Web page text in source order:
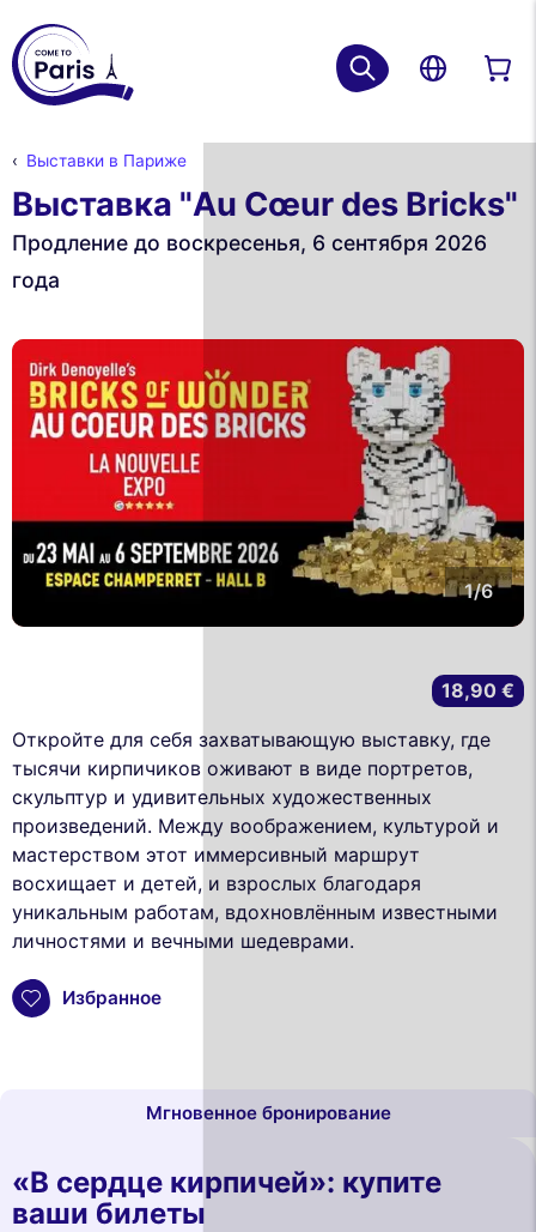
Выставки в Париже
Выставка "Au Cœur des Bricks"
Продление до воскресенья, 6 сентября 2026
года
1/6
Откройте для себя захватывающую выставку, где
тысячи кирпичиков оживают в виде портретов,
скульптур и удивительных художественных
произведений. Между воображением, культурой и
мастерством этот иммерсивный маршрут
восхищает и детей, и взрослых благодаря
уникальным работам, вдохновлённым известными
личностями и вечными шедеврами.
Избранное
18,90 €
Мгновенное бронирование
«В сердце кирпичей»: купите
ваши билеты